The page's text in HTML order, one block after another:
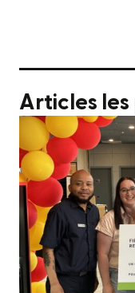
Articles les